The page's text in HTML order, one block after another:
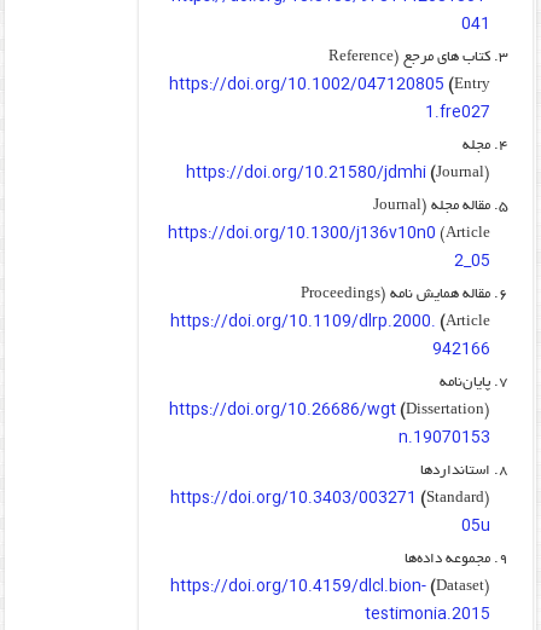
041
کتاب های مرجع (Reference
Entry
)
https://doi.org/10.1002/047120805
1.fre027
مجله
(Journal
)
https://doi.org/10.21580/jdmhi
مقاله مجله (Journal
Article)
https://doi.org/10.1300/j136v10n0
2_05
مقاله همایش نامه (Proceedings
Article
)
https://doi.org/10.1109/dlrp.2000.
942166
پایان‌نامه
(Dissertation
)
https://doi.org/10.26686/wgt
n.19070153
استانداردها
(Standard
)
https://doi.org/10.3403/003271
05u
مجموعه داده‌ها
(Dataset
)
https://doi.org/10.4159/dlcl.bion-
testimonia.2015